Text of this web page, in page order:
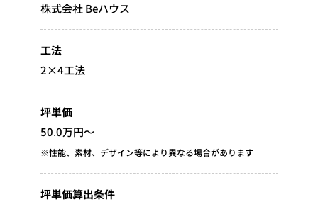
株式会社 Beハウス
工法
2×4工法
坪単価
50.0万円～
※性能、素材、デザイン等により異なる場合があります
坪単価算出条件